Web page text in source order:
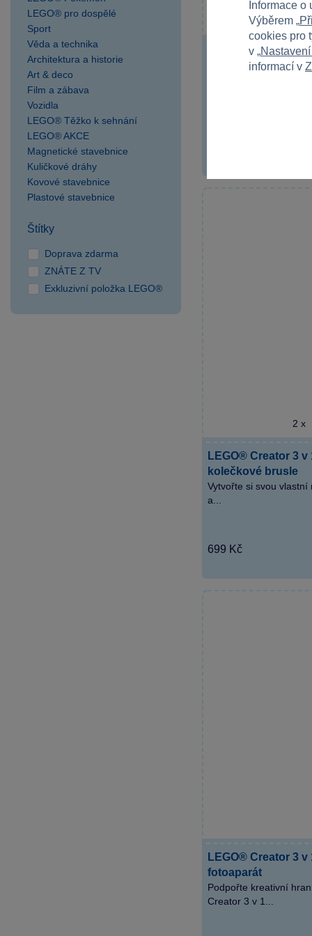
LEGO® pro dospělé
Sport
Věda a technika
Architektura a historie
Art & deco
Film a zábava
Vozidla
LEGO® Těžko k sehnání
LEGO® AKCE
Magnetické stavebnice
Kuličkové dráhy
Kovové stavebnice
Plastové stavebnice
Štítky
Doprava zdarma
ZNÁTE Z TV
Exkluzivní položka LEGO®
LEGO® Creator
s úložným
2 x
LEGO® Creator 3 v
kolečkové brusle
Vytvořte si svou
a...
699 Kč
LEGO® Creator 3 v
fotoaparát
Podpořte kreativní
Creator 3 v 1...
Informace
Výběrem „
cookies pro
v „
informací v